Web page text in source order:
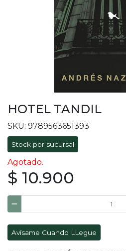
HOTEL TANDIL
SKU: 9789563651393
Stock por sucursal
Agotado.
$ 10.900
Avísame Cuando LLegue